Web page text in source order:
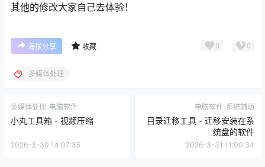
其他的修改大家自己去体验！
海报分享 收藏 0 0
多媒体处理
多媒体处理 电脑软件
小丸工具箱 - 视频压缩
2026-3-30 14:07:35
电脑软件 系统辅助
目录迁移工具 - 迁移安装在系
统盘的软件
2026-3-31 11:00:34